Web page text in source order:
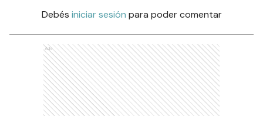
Debés iniciar sesión para poder comentar
Ads